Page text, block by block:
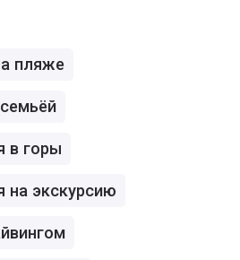
пляже
в горы
на экскурсию